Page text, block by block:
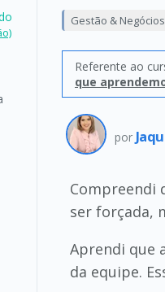
Gestão & Negócios
Referente ao
que
por
Compreendi
ser forçada,
Aprendi que
da equipe.